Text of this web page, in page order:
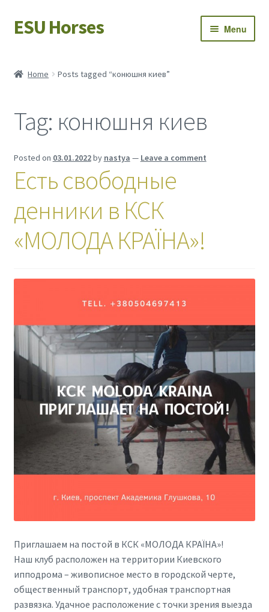
Skip
to
Skip
to
ESU Horses Menu
Save Horses
My account
Home Posts tagged “конюшня киев”
Tag: конюшня киев
Posted on 03.01.2022by nastya — Leave a comment
Есть свободные
денники в КСК
«МОЛОДА КРАЇНА»!
Приглашаем на постой в КСК «МОЛОДА КРАЇНА»!
Наш клуб расположен на территории Киевского
ипподрома – живописное место в городской черте,
общественный транспорт, удобная транспортная
развязка. Удачное расположение с точки зрения выезда